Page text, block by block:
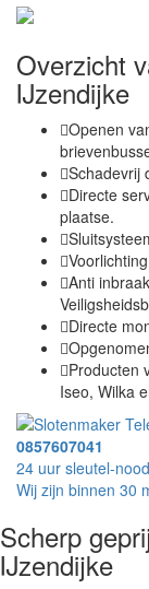
Overzicht
IJzendijke
Openen
Schadevrij
Directe
plaatse.
Anti
Directe
Producten
Iseo, Wilka
0857607041
24 uur sleutel-
Wij zijn binnen 30
Scherp
IJzendijke